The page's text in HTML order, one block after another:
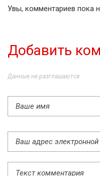
Увы, комментариев пока
Добавить
Данные не разглашаются